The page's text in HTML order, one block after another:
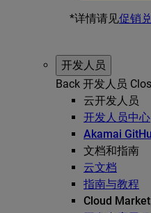
*详情请见促销
开发人员
Back 开发人员
云开发人员
开发人员中心
Akamai
文档和指南
云文档
指南与教程
Cloud